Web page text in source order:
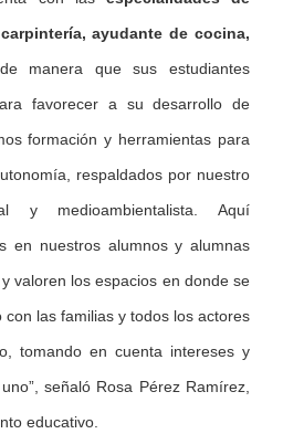
ayudante de cocina,
manera que sus estudiantes
favorecer a su desarrollo de
formación y herramientas para
respaldados por nuestro
y medioambientalista. Aquí
en nuestros alumnos y alumnas
valoren los espacios en donde se
las familias y todos los actores
tomando en cuenta intereses y
señaló Rosa Pérez Ramírez,
educativo.